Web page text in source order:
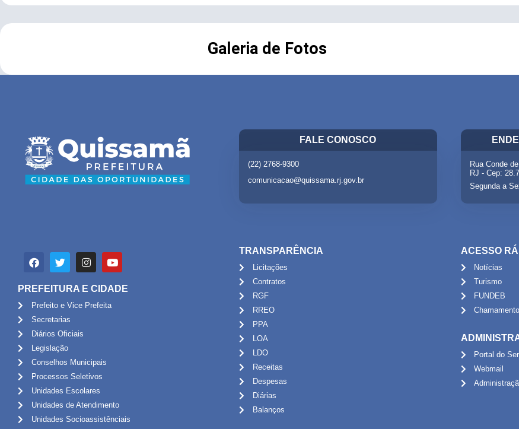
Galeria de Fotos
FALE CONOSCO
(22) 2768-9300
comunicacao@quissama.rj.gov.br
Rua Conde
RJ - Cep:
Segunda a
PREFEITURA E CIDADE
Prefeito e Vice Prefeita
Secretarias
Diários Oficiais
Legislação
Conselhos Municipais
Processos Seletivos
Unidades Escolares
Unidades de Atendimento
Unidades Socioassistênciais
TRANSPARÊNCIA
Licitações
Contratos
RGF
RREO
PPA
LOA
LDO
Receitas
Despesas
Diárias
Balanços
ACESSO
Notícias
Turismo
FUNDEB
Portal do
Webmail